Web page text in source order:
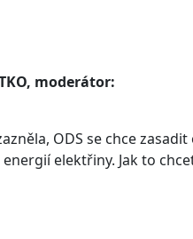
moderátor:
ODS se chce zasadit
elektřiny. Jak to